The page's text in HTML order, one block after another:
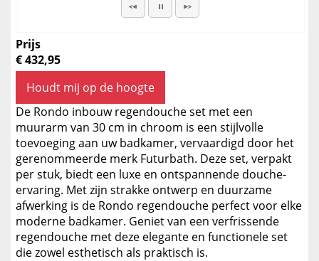
Prijs
€ 432,95
Houdt mij op de hoogte
De Rondo inbouw regendouche set met een
muurarm van 30 cm in chroom is een stijlvolle
toevoeging aan uw badkamer, vervaardigd door het
gerenommeerde merk Futurbath. Deze set, verpakt
per stuk, biedt een luxe en ontspannende douche-
ervaring. Met zijn strakke ontwerp en duurzame
afwerking is de Rondo regendouche perfect voor elke
moderne badkamer. Geniet van een verfrissende
regendouche met deze elegante en functionele set
die zowel esthetisch als praktisch is.